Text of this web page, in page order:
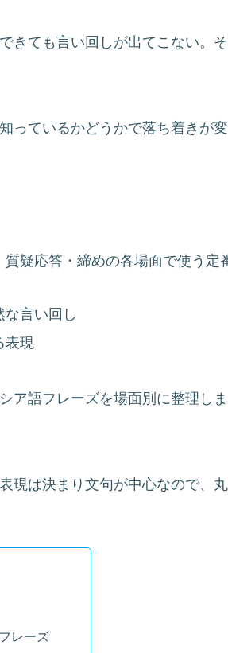
きても言い回しが出てこない。
っているかどうかで落ち着きが
疑応答・締めの各場面で使う定
言い回し
表現
ア語フレーズを場面別に整理しま
現は決まり文句が中心なので、
レーズ